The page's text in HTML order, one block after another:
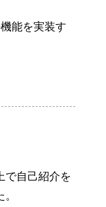
能を実装す
で自己紹介を